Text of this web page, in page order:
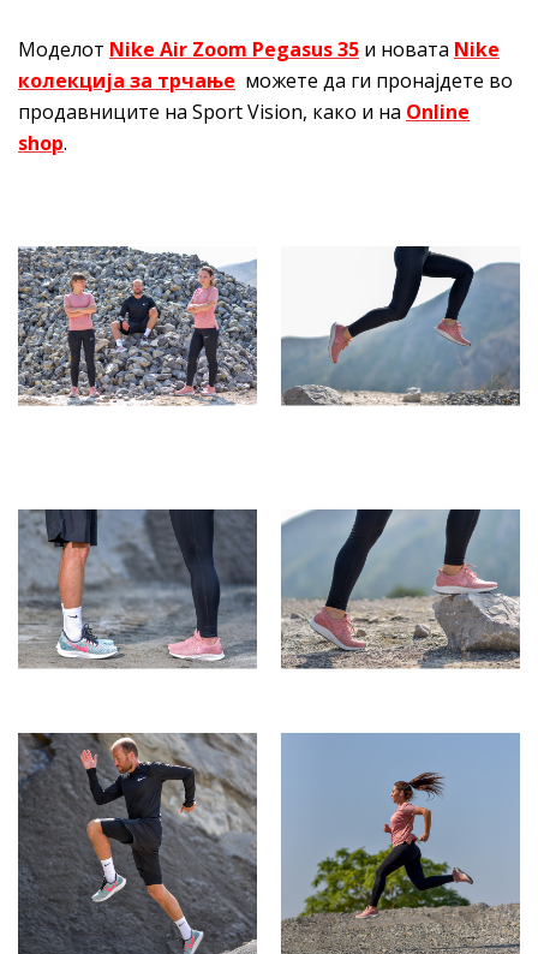
Моделот Nike Air Zoom Pegasus 35 и новата Nike
колекција за трчање можете да ги пронајдете во
продавниците на Sport Vision, како и на Online
shop.